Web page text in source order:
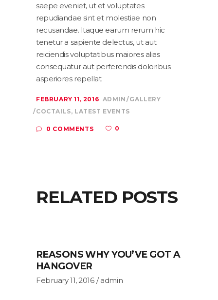
saepe eveniet, ut et voluptates
repudiandae sint et molestiae non
recusandae. Itaque earum rerum hic
tenetur a sapiente delectus, ut aut
reiciendis voluptatibus maiores alias
consequatur aut perferendis doloribus
asperiores repellat.
FEBRUARY 11, 2016 ADMIN
GALLERY
COCTAILS, LATEST EVENTS
0 COMMENTS 0
RELATED POSTS
REASONS WHY YOU’VE GOT A
HANGOVER
February 11, 2016 admin